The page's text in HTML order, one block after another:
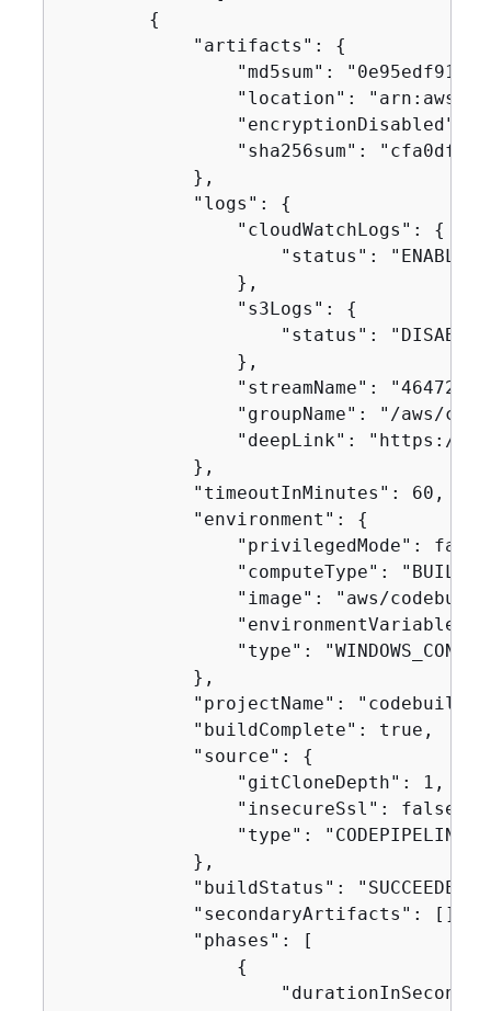
{
            "artifacts":
{
"md5sum":
"location":
"encryptionDisabled":
"sha256sum":
            },
            "logs":
{
                "cloudWatchLogs":
{
                    "status": "ENABLED"
                },
                "s3Logs":
{
"status":
                },
"streamName":
"groupName": "/aws/
"deepLink": "https://
            },
            "timeoutInMinutes": 60,
            "environment":
{
"privilegedMode":
"computeType":
"image": "aws/
"type":
            },
"projectName": "codebuild-
            "buildComplete": true,
            "source":
{
                "gitCloneDepth": 1,
                "insecureSsl": false,
                "type": "CODEPIPELINE"
            },
            "buildStatus": "SUCCEEDED",
            "secondaryArtifacts": [],
            "phases": [
{